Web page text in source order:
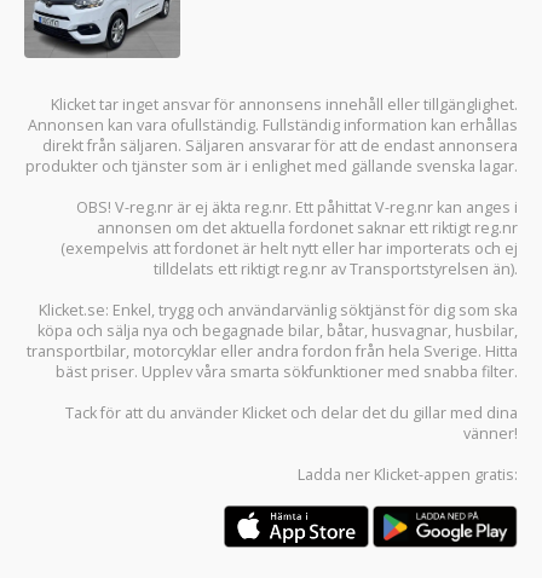
Klicket tar inget ansvar för annonsens innehåll eller tillgänglighet.
Annonsen kan vara ofullständig. Fullständig information kan erhållas
direkt från säljaren. Säljaren ansvarar för att de endast annonsera
produkter och tjänster som är i enlighet med gällande svenska lagar.
OBS! V-reg.nr är ej äkta reg.nr. Ett påhittat V-reg.nr kan anges i
annonsen om det aktuella fordonet saknar ett riktigt reg.nr
(exempelvis att fordonet är helt nytt eller har importerats och ej
tilldelats ett riktigt reg.nr av Transportstyrelsen än).
Klicket.se: Enkel, trygg och användarvänlig söktjänst för dig som ska
köpa och sälja nya och begagnade bilar, båtar, husvagnar, husbilar,
transportbilar, motorcyklar eller andra fordon från hela Sverige. Hitta
bäst priser. Upplev våra smarta sökfunktioner med snabba filter.
Tack för att du använder Klicket och delar det du gillar med dina
vänner!
Ladda ner Klicket-appen gratis: